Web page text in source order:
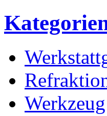
Werkzeug